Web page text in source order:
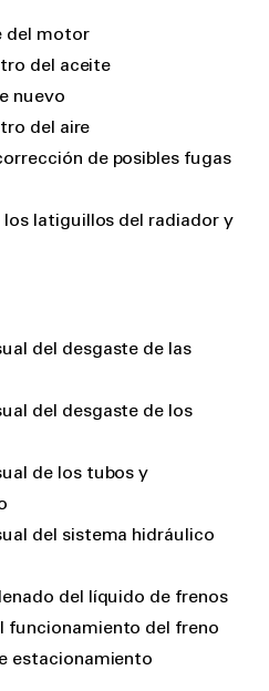
del motor
del aceite
nuevo
del aire
de posibles fugas
los latiguillos del radiador y
del desgaste de las
del desgaste de los
de los tubos y
del sistema hidráulico
del líquido de frenos
funcionamiento del freno
estacionamiento